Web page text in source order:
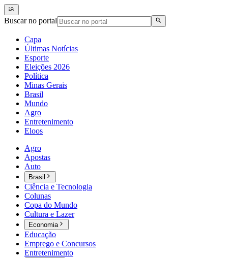
Buscar no portal
Capa
Últimas Notícias
Esporte
Eleições 2026
Política
Minas Gerais
Brasil
Mundo
Agro
Entretenimento
Eloos
Agro
Apostas
Auto
Brasil
Ciência e Tecnologia
Colunas
Copa do Mundo
Cultura e Lazer
Economia
Educação
Emprego e Concursos
Entretenimento